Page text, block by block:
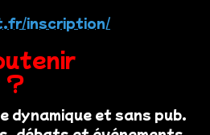
inscription/
?
dynamique et sans pub.